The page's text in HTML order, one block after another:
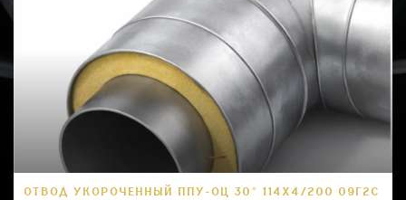
ОТВОД УКОРОЧЕННЫЙ ППУ-ОЦ 30° 114Х4/200 09Г2С